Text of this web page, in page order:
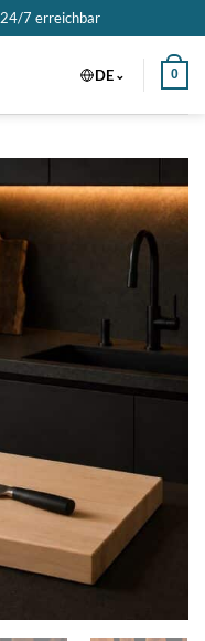
24/7 erreichbar
DE 0